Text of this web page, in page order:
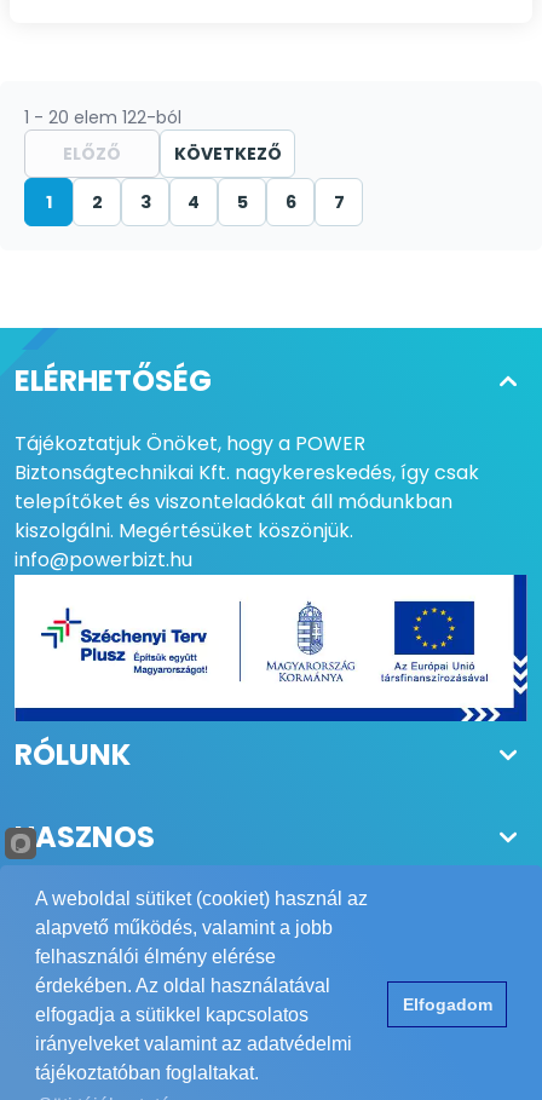
1 - 20 elem 122-ból
ELŐZŐ
1
2 3 4 5 6 7
KÖVETKEZŐ
ELÉRHETŐSÉG
Tájékoztatjuk Önöket, hogy a POWER
Biztonságtechnikai Kft. nagykereskedés, így csak
telepítőket és viszonteladókat áll módunkban
kiszolgálni. Megértésüket köszönjük.
info@powerbizt.hu
RÓLUNK
HASZNOS
Copyright © 1984-2026 POWER Biztonságtechnika Kft.
Minden jog fenntartva.
Elérhetőség
ÁSZF Adatvédelem Impresszum
A weboldal sütiket (cookiet) használ az
alapvető működés, valamint a jobb
felhasználói élmény elérése
érdekében. Az oldal használatával
elfogadja a sütikkel kapcsolatos
irányelveket valamint az adatvédelmi
tájékoztatóban foglaltakat.
Elfogadom